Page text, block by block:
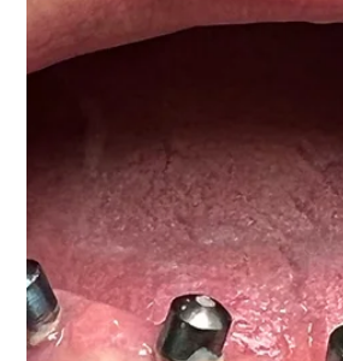
2 nov 2024 Tempo di lettura: 3 min